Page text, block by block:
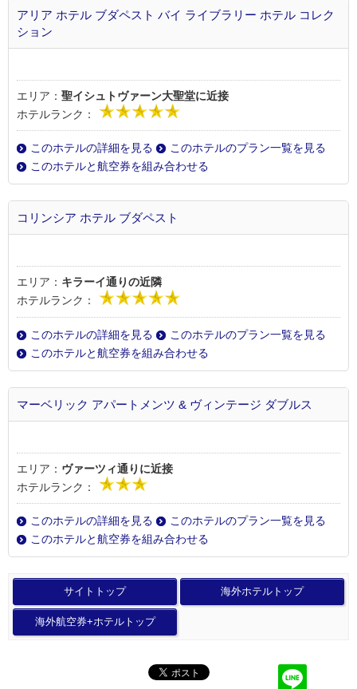
アリア ホテル ブダペスト バイ ライブラリー ホテル コレク
ション
エリア： 聖イシュトヴァーン大聖堂に近接
ホテルランク：
このホテルの詳細を見る
このホテルのプラン一覧を見る
このホテルと航空券を組み合わせる
コリンシア ホテル ブダペスト
エリア： キラーイ通りの近隣
ホテルランク：
このホテルの詳細を見る
このホテルのプラン一覧を見る
このホテルと航空券を組み合わせる
マーベリック アパートメンツ & ヴィンテージ ダブルス
エリア： ヴァーツィ通りに近接
ホテルランク：
このホテルの詳細を見る
このホテルのプラン一覧を見る
このホテルと航空券を組み合わせる
サイトトップ 海外ホテルトップ
海外航空券+ホテルトップ